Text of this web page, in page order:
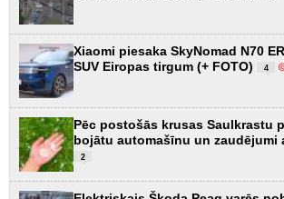
Xiaomi piesaka SkyNomad N70
SUV Eiropas tirgum (+ FOTO)
4
Pēc postošās krusas Saulkrastu
bojātu automašīnu un zaudējumi
2